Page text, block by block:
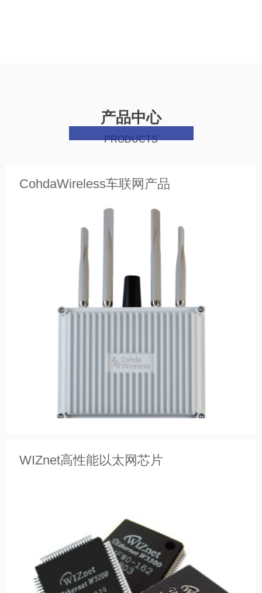
产品中心
PRODUCTS
先进的多功能车联网解决方案
成熟、可大范围现场实际应用的车联网产品
认证包括 OmniAir、FCC、CE、UKCA、ISED、KC
CohdaWireless车联网产品
WIZnet高性能以太网芯片